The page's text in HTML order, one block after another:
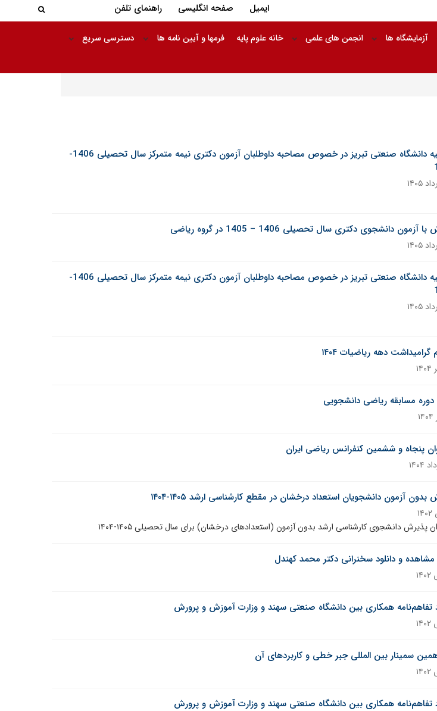
ایمیل صفحه انگلیسی راهنمای تلفن جستجو
آزمایشگاه ها انجمن های علمی خانه علوم پایه فرمها و آیین نامه ها دسترسی سریع
اطلاعیه دانشگاه صنعتی تبریز در خصوص مصاحبه داوطلبان آزمون دکتری نیمه متمرکز سال تحصیلی 1406-
آزمون دانشجوی دکتری سال تحصیلی 1406 – 1405 در گروه ریاضی
اطلاعیه دانشگاه صنعتی تبریز در خصوص مصاحبه داوطلبان آزمون دکتری نیمه متمرکز سال تحصیلی 1406-
گرامیداشت دهه ریاضیات ۱۴۰۴
دوره مسابقه ریاضی دانشجویی
پنجاه‌ و‌ ششمین کنفرانس ریاضی ایران
بدون آزمون دانشجویان استعداد درخشان در مقطع کارشناسی ارشد ۱۴۰۵-۱۴۰۴
پذیرش دانشجوی کارشناسی ارشد بدون آزمون (استعدادهای درخشان) برای سال تحصیلی ۱۴۰۵-۱۴۰۴
و دانلود سخنرانی دکتر محمد کهندل
تفاهم‌نامه همکاری بین دانشگاه صنعتی سهند و وزارت آموزش و پرورش
سمینار بین المللی جبر خطی و کاربردهای آن
تفاهم‌نامه همکاری بین دانشگاه صنعتی سهند و وزارت آموزش و پرورش